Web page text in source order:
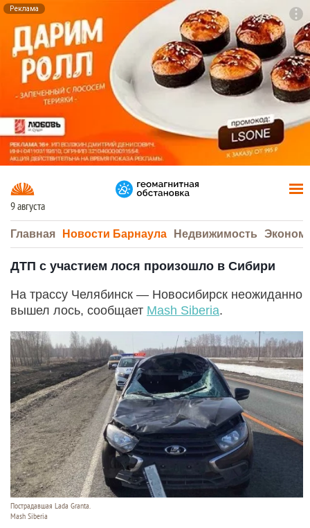
Реклама
9 августа
Главная Новости Барнаула Недвижимость
ДТП с участием лося произошло в Сибири
На трассу Челябинск — Новосибирск неожиданно
вышел лось, сообщает Mash Siberia.
Пострадавшая Lada Granta.
Mash Siberia